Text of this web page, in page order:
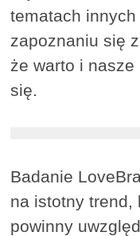
tematach
zapoznaniu się
że warto i nasze
się.
Badanie
na istotny trend,
powinny